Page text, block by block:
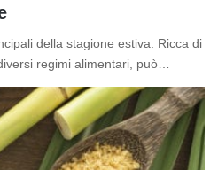
della stagione estiva. Ricca di
regimi alimentari, può…